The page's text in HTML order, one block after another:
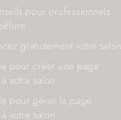
pour professionnels
gratuitement votre salon
pour créer une page
votre salon
pour gérer la page
votre salon